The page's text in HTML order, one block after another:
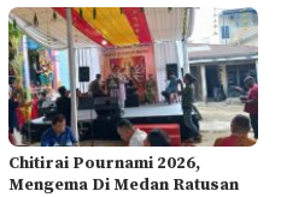
Chitirai Pournami 2026,
Mengema Di Medan Ratusan